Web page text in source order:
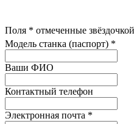
Поля * отмеченные
Модель станка (паспорт) *
Ваши ФИО
Контактный телефон
Электронная почта *